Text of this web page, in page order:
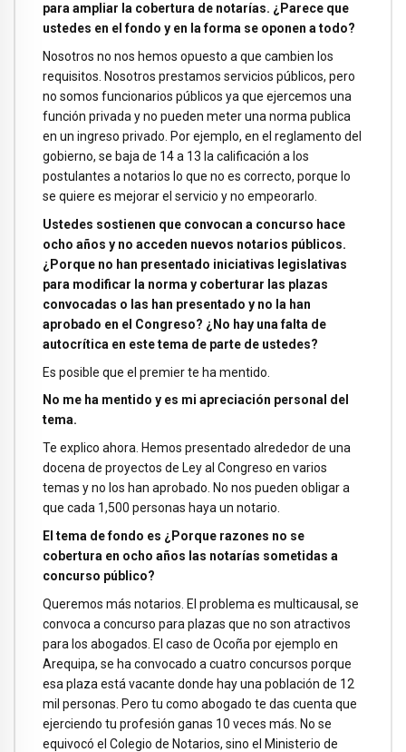
para ampliar la cobertura de notarías. ¿Parece que
ustedes en el fondo y en la forma se oponen a todo?
Nosotros no nos hemos opuesto a que cambien los
requisitos. Nosotros prestamos servicios públicos, pero
no somos funcionarios públicos ya que ejercemos una
función privada y no pueden meter una norma publica
en un ingreso privado. Por ejemplo, en el reglamento del
gobierno, se baja de 14 a 13 la calificación a los
postulantes a notarios lo que no es correcto, porque lo
se quiere es mejorar el servicio y no empeorarlo.
Ustedes sostienen que convocan a concurso hace
ocho años y no acceden nuevos notarios públicos.
¿Porque no han presentado iniciativas legislativas
para modificar la norma y coberturar las plazas
convocadas o las han presentado y no la han
aprobado en el Congreso? ¿No hay una falta de
autocrítica en este tema de parte de ustedes?
Es posible que el premier te ha mentido.
No me ha mentido y es mi apreciación personal del
tema.
Te explico ahora. Hemos presentado alrededor de una
docena de proyectos de Ley al Congreso en varios
temas y no los han aprobado. No nos pueden obligar a
que cada 1,500 personas haya un notario.
El tema de fondo es ¿Porque razones no se
cobertura en ocho años las notarías sometidas a
concurso público?
Queremos más notarios. El problema es multicausal, se
convoca a concurso para plazas que no son atractivos
para los abogados. El caso de Ocoña por ejemplo en
Arequipa, se ha convocado a cuatro concursos porque
esa plaza está vacante donde hay una población de 12
mil personas. Pero tu como abogado te das cuenta que
ejerciendo tu profesión ganas 10 veces más. No se
equivocó el Colegio de Notarios, sino el Ministerio de